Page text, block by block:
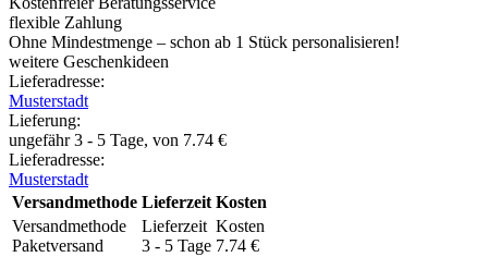
flexible Zahlung
Ohne Mindestmenge – schon ab 1 Stück personalisieren!
weitere Geschenkideen
Lieferadresse:
Musterstadt
Lieferung:
ungefähr 3 - 5 Tage, von 7.74 €
Lieferadresse:
Musterstadt
Versandmethode Lieferzeit Kosten
Versandmethode
Paketversand
Lieferzeit
3 - 5 Tage
Kosten
7.74 €